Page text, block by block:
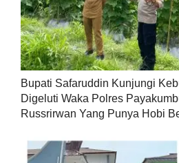
Bupati Safaruddin Kunjungi
Digeluti Waka Polres
Russrirwan Yang Punya Hobi